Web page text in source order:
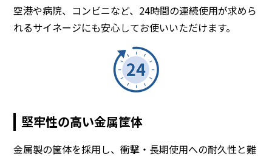
空港や病院、コンビニなど、24時間の連続使用が求めら
れるサイネージにも安心してお使いいただけます。
堅牢性の高い金属筐体
金属製の筐体を採用し、衝撃・長期使用への耐久性と難